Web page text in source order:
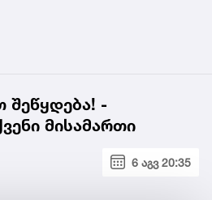
შეწყდება! -
მისამართი
6 აგვ 20:35